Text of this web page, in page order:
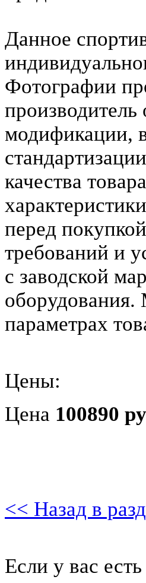
Данное
Фотографии
производитель
модификации,
качества
перед
требований и
с заводской
параметрах
Цены:
Цена 100890
<< Назад в
Если у вас